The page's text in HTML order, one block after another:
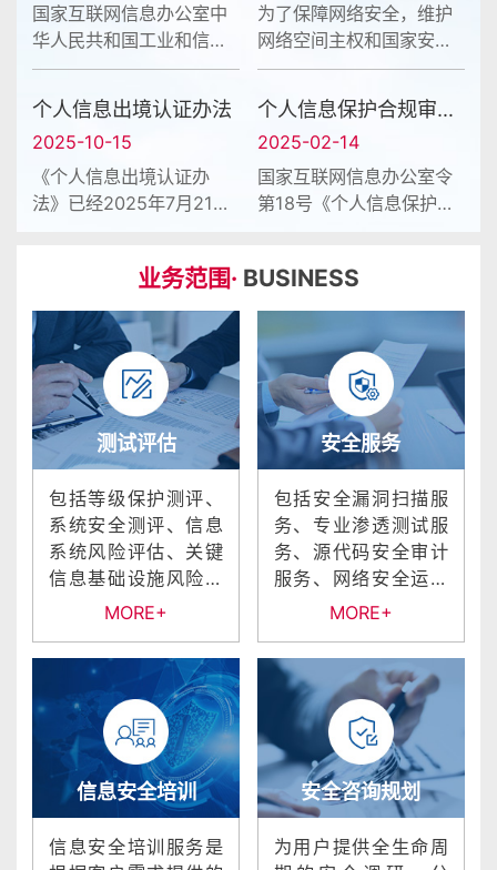
国家互联网信息办公室中
华人民共和国工业和信息
化部中华人民共和国公安
据安全风险评估办法》已
经2026年6月1日国家互联
网信息办公室2026年第12
次室务会会议审议通过，
和国公安部同意，现予公
布，
为了保障网络安全，维护
网络空间主权和国家安
全、社会公共利益，保护
合法权益，促进经济社会
信息化健康发展，制定本
法。
个人信息出境认证办法
2025-10-15
《个人信息出境认证办
法》已经2025年7月21日
审议通过，并经国家市场
监督管理总局同意，现予
公布，自2026年1月1日起
施行。
个人信息保护合规审计管理办法
2025-02-14
国家互联网信息办公室令
第18号《个人信息保护合
网信息办公室2024年第15
次室务会会议审议通过，
现予公布，自2025年5月1
日起施行。
业务范围· BUSINESS
测试评估
包括等级保护测评、
系统安全测评、信息
系统风险评估、关键
信息基础设施风险评
估、应用程序
MORE+
安全服务
包括安全漏洞扫描服
务、专业渗透测试服
务、源代码安全审计
服务、网络安全运维
服务、网络实战攻防
MORE+
信息安全培训
信息安全培训服务是
安全咨询规划
为用户提供全生命周